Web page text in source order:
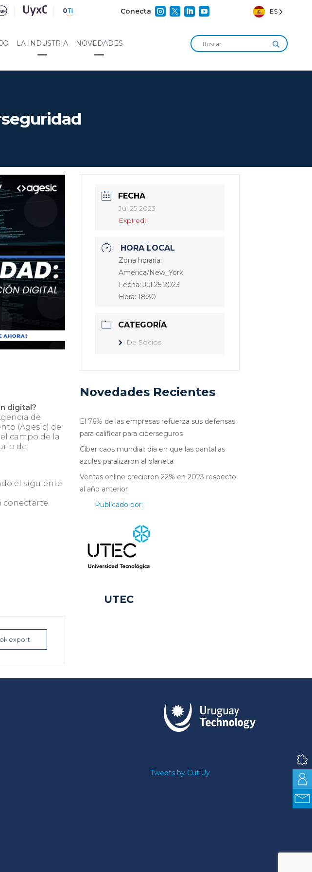
Conecta     ES
LA INDUSTRIA NOVEDADES
digital?
de
(Agesic) de
campo de la
de
el siguiente
export
FECHA
Jul 25 2023
Expired!
HORA LOCAL
Zona horaria:
America/New_York
Fecha:Jul 25 2023
Hora:18:30
CATEGORÍA
De Socios
Novedades Recientes
El 76% de las empresas refuerza sus defensas
para calificar para ciberseguros
Ciber caos mundial: día en que las pantallas
azules paralizaron al planeta
Ventas online crecieron 22% en 2023 respecto
al año anterior
Publicado por:
UTEC
Tweets by CutiUy